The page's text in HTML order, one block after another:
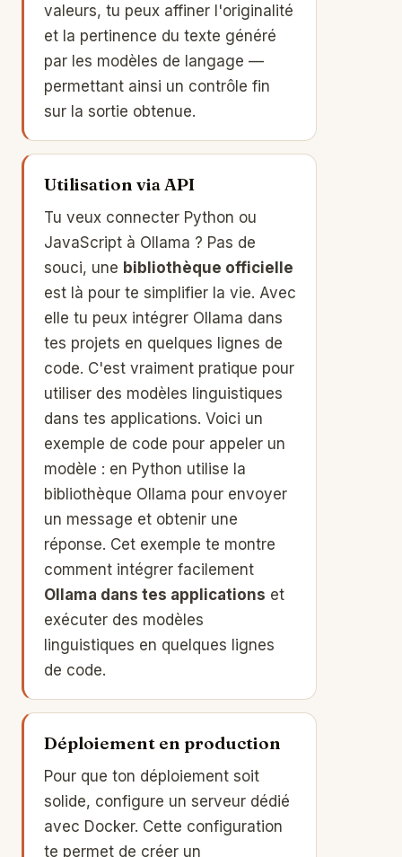
valeurs, tu peux affiner l'originalité
et la pertinence du texte généré
par les modèles de langage —
permettant ainsi un contrôle fin
sur la sortie obtenue.
Utilisation via API
Tu veux connecter Python ou
JavaScript à Ollama ? Pas de
souci, une bibliothèque officielle
est là pour te simplifier la vie. Avec
elle tu peux intégrer Ollama dans
tes projets en quelques lignes de
code. C'est vraiment pratique pour
utiliser des modèles linguistiques
dans tes applications. Voici un
exemple de code pour appeler un
modèle : en Python utilise la
bibliothèque Ollama pour envoyer
un message et obtenir une
réponse. Cet exemple te montre
comment intégrer facilement
Ollama dans tes applications et
exécuter des modèles
linguistiques en quelques lignes
de code.
Déploiement en production
Pour que ton déploiement soit
solide, configure un serveur dédié
avec Docker. Cette configuration
te permet de créer un